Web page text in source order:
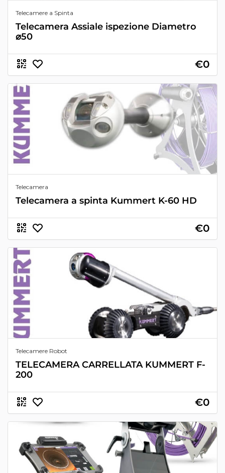
Telecamere a Spinta
Telecamera Assiale ispezione Diametro
⌀50
€0
Telecamera
Telecamera a spinta Kummert K-60 HD
€0
Telecamere Robot
TELECAMERA CARRELLATA KUMMERT F-
200
€0